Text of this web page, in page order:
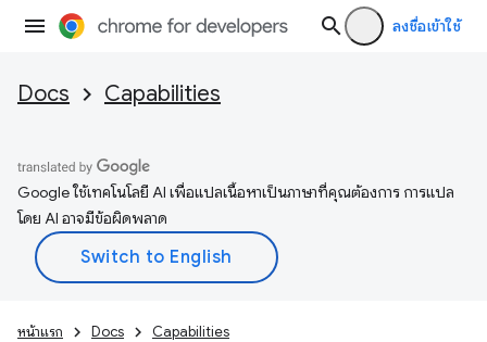
ลงชื่อเข้าใช้
Docs Capabilities
Google ใช้เทคโนโลยี AI เพื่อแปลเนื้อหาเป็นภาษาที่คุณต้องการ การแปล
โดย AI อาจมีข้อผิดพลาด
หน้าแรก Docs Capabilities